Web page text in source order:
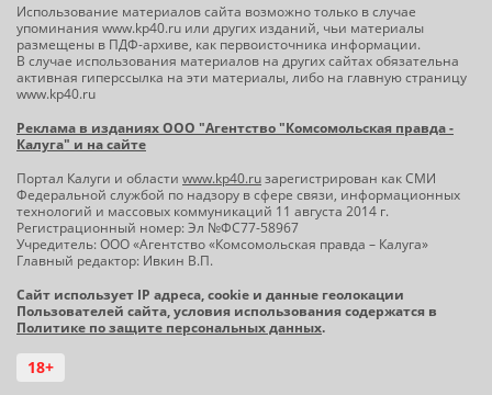
Использование материалов сайта возможно только в случае
упоминания www.kp40.ru или других изданий, чьи материалы
размещены в ПДФ-архиве, как первоисточника информации.
В случае использования материалов на других сайтах обязательна
активная гиперссылка на эти материалы, либо на главную страницу
www.kp40.ru
Реклама в изданиях ООО "Агентство "Комсомольская правда -
Калуга" и на сайте
Портал Калуги и области www.kp40.ruзарегистрирован как СМИ
Федеральной службой по надзору в сфере связи, информационных
технологий и массовых коммуникаций 11 августа 2014 г.
Регистрационный номер: Эл №ФС77-58967
Учредитель: ООО «Агентство «Комсомольская правда – Калуга»
Главный редактор: Ивкин В.П.
Сайт использует IP адреса, cookie и данные геолокации
Пользователей сайта, условия использования содержатся в
Политике по защите персональных данных.
18+